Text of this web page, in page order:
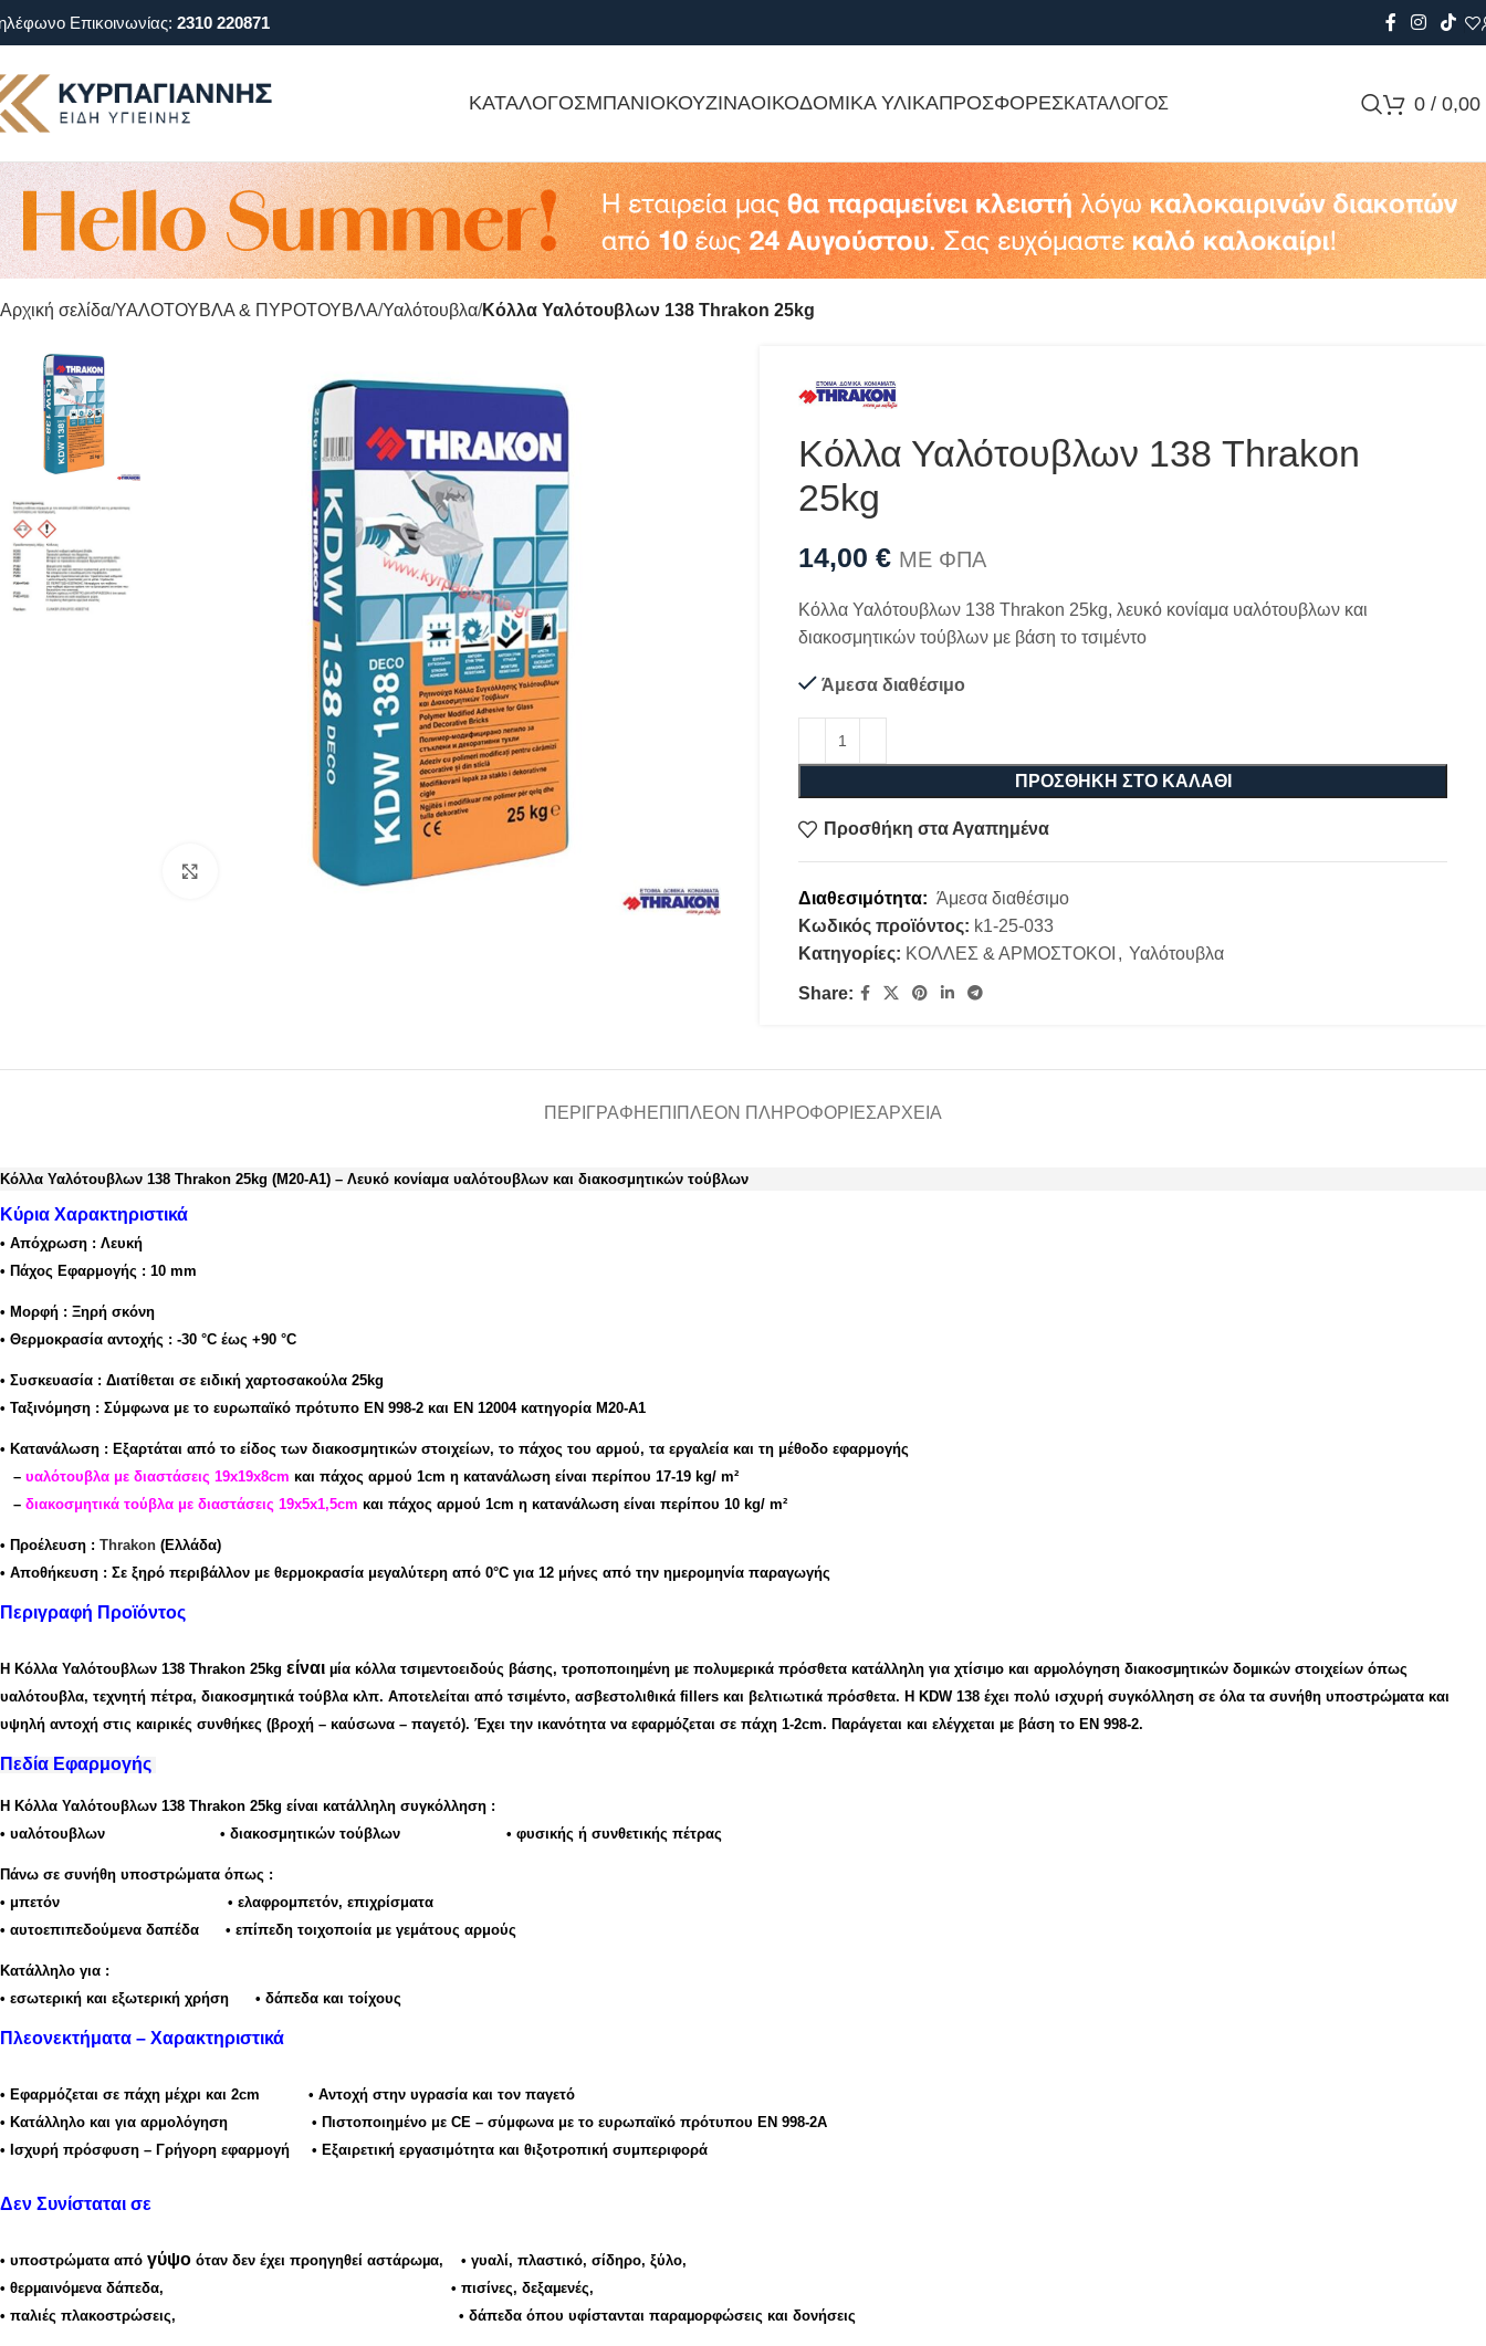
Επικοινωνίας: 2310 220871
ΚΑΤΑΛΟΓΟΣΜΠΑΝΙΟΚΟΥΖΙΝΑΟΙΚΟΔΟΜΙΚΑ ΥΛΙΚΑΠΡΟΣΦΟΡΕΣΚΑΤΑΛΟΓΟΣ 0 / 0,00
Αρχική σελίδα ΥΑΛΟΤΟΥΒΛΑ & ΠΥΡΟΤΟΥΒΛΑ Υαλότουβλα Κόλλα Υαλότουβλων 138 Thrakon 25kg
Κόλλα Υαλότουβλων 138 Thrakon
25kg
14,00 € ΜΕ ΦΠΑ
Κόλλα Υαλότουβλων 138 Thrakon 25kg, λευκό κονίαμα υαλότουβλων και
διακοσμητικών τούβλων με βάση το τσιμέντο
Άμεσα διαθέσιμο
ΠΡΟΣΘΉΚΗ ΣΤΟ ΚΑΛΆΘΙ
Προσθήκη στα Αγαπημένα
Διαθεσιμότητα: Άμεσα διαθέσιμο
Κωδικός προϊόντος: k1-25-033
Κατηγορίες: ΚΟΛΛΕΣ & ΑΡΜΟΣΤΟΚΟΙ , Υαλότουβλα
Share:
ΠΕΡΙΓΡΑΦΉ ΕΠΙΠΛΈΟΝ ΠΛΗΡΟΦΟΡΊΕΣΑΡΧΕΙΑ
Κόλλα Υαλότουβλων 138 Thrakon 25kg (M20-A1) – Λευκό κονίαμα υαλότουβλων και διακοσμητικών τούβλων
Κύρια Χαρακτηριστικά
• Απόχρωση : Λευκή
• Πάχος Εφαρμογής : 10 mm
• Μορφή : Ξηρή σκόνη
• Θερμοκρασία αντοχής : -30 °C έως +90 °C
• Συσκευασία : Διατίθεται σε ειδική χαρτοσακούλα 25kg
• Ταξινόμηση : Σύμφωνα με το ευρωπαϊκό πρότυπο ΕΝ 998-2 και ΕΝ 12004 κατηγορία M20-A1
• Κατανάλωση : Εξαρτάται από το είδος των διακοσμητικών στοιχείων, το πάχος του αρμού, τα εργαλεία και τη μέθοδο εφαρμογής
– υαλότουβλα με διαστάσεις 19x19x8cm και πάχος αρμού 1cm η κατανάλωση είναι περίπου 17-19 kg/ m²
– διακοσμητικά τούβλα με διαστάσεις 19x5x1,5cm και πάχος αρμού 1cm η κατανάλωση είναι περίπου 10 kg/ m²
• Προέλευση : Thrakon (Ελλάδα)
• Αποθήκευση : Σε ξηρό περιβάλλον με θερμοκρασία μεγαλύτερη από 0°C για 12 μήνες από την ημερομηνία παραγωγής
Περιγραφή Προϊόντος
Η Κόλλα Υαλότουβλων 138 Thrakon 25kg είναι µία κόλλα τσιµεντοειδούς βάσης, τροποποιηµένη µε πολυµερικά πρόσθετα κατάλληλη για χτίσιµο και αρµολόγηση διακοσµητικών δοµικών στοιχείων όπως
υαλότουβλα, τεχνητή πέτρα, διακοσµητικά τούβλα κλπ. Αποτελείται από τσιµέντο, ασβεστολιθικά fillers και βελτιωτικά πρόσθετα. Η KDW 138 έχει πολύ ισχυρή συγκόλληση σε όλα τα συνήθη υποστρώµατα και
υψηλή αντοχή στις καιρικές συνθήκες (βροχή – καύσωνα – παγετό). Έχει την ικανότητα να εφαρµόζεται σε πάχη 1-2cm. Παράγεται και ελέγχεται µε βάση το ΕΝ 998-2.
Πεδία Εφαρμογής
Η Κόλλα Υαλότουβλων 138 Thrakon 25kg είναι κατάλληλη συγκόλληση :
• υαλότουβλων • διακοσμητικών τούβλων • φυσικής ή συνθετικής πέτρας
Πάνω σε συνήθη υποστρώματα όπως :
• μπετόν • ελαφρομπετόν, επιχρίσματα
• αυτοεπιπεδούμενα δαπέδα • επίπεδη τοιχοποιία με γεμάτους αρμούς
Κατάλληλο για :
• εσωτερική και εξωτερική χρήση • δάπεδα και τοίχους
Πλεονεκτήματα – Χαρακτηριστικά
• Εφαρμόζεται σε πάχη μέχρι και 2cm • Αντοχή στην υγρασία και τον παγετό
• Κατάλληλο και για αρμολόγηση • Πιστοποιημένο με CE – σύμφωνα με το ευρωπαϊκό πρότυπου ΕΝ 998-2Α
• Ισχυρή πρόσφυση – Γρήγορη εφαρμογή • Εξαιρετική εργασιμότητα και θιξοτροπική συμπεριφορά
Δεν Συνίσταται σε
• υποστρώματα από γύψο όταν δεν έχει προηγηθεί αστάρωµα, • γυαλί, πλαστικό, σίδηρο, ξύλο,
• θερµαινόµενα δάπεδα, • πισίνες, δεξαµενές,
• παλιές πλακοστρώσεις, • δάπεδα όπου υφίστανται παραµορφώσεις και δονήσεις